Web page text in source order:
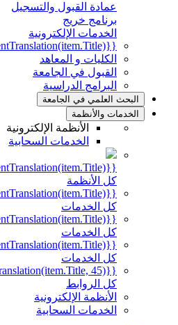
عمادة القبول والتسجيل
برنامج خريج
الخدمات الإلكترونية
{{mmc.getCurrentTranslation(item.Title)}}
الكليات و المعاهد
القبول في الجامعة
البرامج الدراسية
البحث العلمي في الجامعة
الخدمات والأنظمة
الأنظمة الإلكترونية
الخدمات السحابية
{{mmc.getCurrentTranslation(item.Title)}}
كل الأنظمة
{{mmc.getCurrentTranslation(item.Title)}}
كل الخدمات
{{mmc.getCurrentTranslation(item.Title)}}
كل الخدمات
{{mmc.getCurrentTranslation(item.Title)}}
كل الخدمات
{{mmc.getTrimmedTranslation(item.Title, 45)}}
كل الروابط
الأنظمة الإلكترونية
الخدمات السحابية